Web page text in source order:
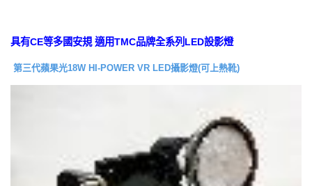
具有CE等多國安規 適用TMC品牌全系列LED設影燈
第三代蘋果光18W HI-POWER VR LED攝影燈(可上熱靴)